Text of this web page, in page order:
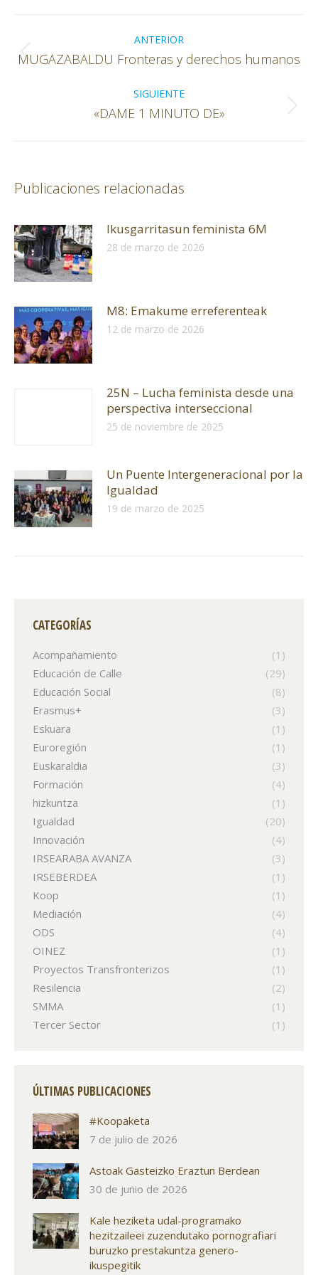
entre
publicaciones
ANTERIOR
Publicación
MUGAZABALDU Fronteras y derechos humanos
SIGUIENTE
Publicación
«DAME 1 MINUTO DE»
Publicaciones relacionadas
Ikusgarritasun feminista 6M
28 de marzo de 2026
M8: Emakume erreferenteak
12 de marzo de 2026
25N – Lucha feminista desde una
perspectiva interseccional
25 de noviembre de 2025
Un Puente Intergeneracional por la
Igualdad
19 de marzo de 2025
CATEGORÍAS
Acompañamiento
(1)
Educación de Calle
(29)
Educación Social
(8)
Erasmus+
(3)
Eskuara
(1)
Euroregión
(1)
Euskaraldia
(3)
Formación
(4)
hizkuntza
(1)
Igualdad
(20)
Innovación
(4)
IRSEARABA AVANZA
(3)
IRSEBERDEA
(1)
Koop
(1)
Mediación
(4)
ODS
(4)
OINEZ
(1)
Proyectos Transfronterizos
(1)
Resilencia
(2)
SMMA
(1)
Tercer Sector
(1)
ÚLTIMAS PUBLICACIONES
#Koopaketa
7 de julio de 2026
Astoak Gasteizko Eraztun Berdean
30 de junio de 2026
Kale heziketa udal-programako
hezitzaileei zuzendutako pornografiari
buruzko prestakuntza genero-
ikuspegitik